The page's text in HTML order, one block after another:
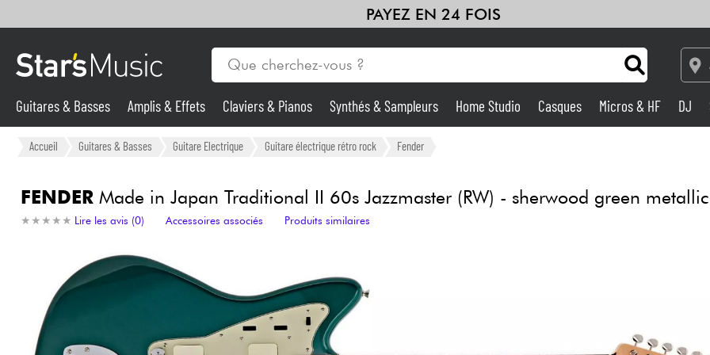
PAYEZ EN 24 FOIS
Guitares & Basses Amplis & Effets
Synthés & Sampleurs Home Studio
Micros & HF
Eclairage
Guitares & Basses Amplis & Effets Claviers & Pianos Synthés & Sampleurs Home Studio Casques Micros & HF DJ
Accueil Guitares & Basses Guitare Electrique Guitare électrique rétro rock Fender
FENDERMade in Japan Traditional II 60s Jazzmaster (RW) - sherwood green metallic
★ ★ ★ ★ ★
★ ★ ★ ★ ★ Lire les avis (0) Accessoires associés Produits similaires